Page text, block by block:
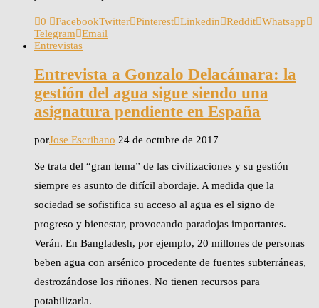
0 FacebookTwitter Pinterest Linkedin Reddit Whatsapp
Telegram
Email
Entrevistas
Entrevista a Gonzalo Delacámara: la
gestión del agua sigue siendo una
asignatura pendiente en España
porJose Escribano 24 de octubre de 2017
Se trata del “gran tema” de las civilizaciones y su gestión
siempre es asunto de difícil abordaje. A medida que la
sociedad se sofistifica su acceso al agua es el signo de
progreso y bienestar, provocando paradojas importantes.
Verán. En Bangladesh, por ejemplo, 20 millones de personas
beben agua con arsénico procedente de fuentes subterráneas,
destrozándose los riñones. No tienen recursos para
potabilizarla.